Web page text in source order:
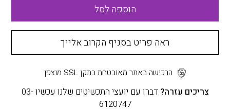
הוספה לסל
ראה פריט בסניף הקרוב אלייך
הרכישה באתר מאובטחת בתקן SSL מוצפן
צריכים עזרה?
דברו עם יועצי התכשיטים שלנו עכשיו 03-
6120747